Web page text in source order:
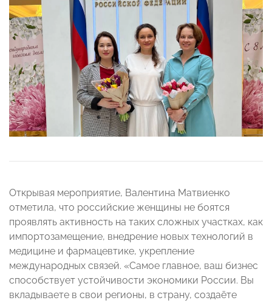
Открывая мероприятие, Валентина Матвиенко
отметила, что российские женщины не боятся
проявлять активность на таких сложных участках, как
импортозамещение, внедрение новых технологий в
медицине и фармацевтике, укрепление
международных связей. «Самое главное, ваш бизнес
способствует устойчивости экономики России. Вы
вкладываете в свои регионы, в страну, создаёте